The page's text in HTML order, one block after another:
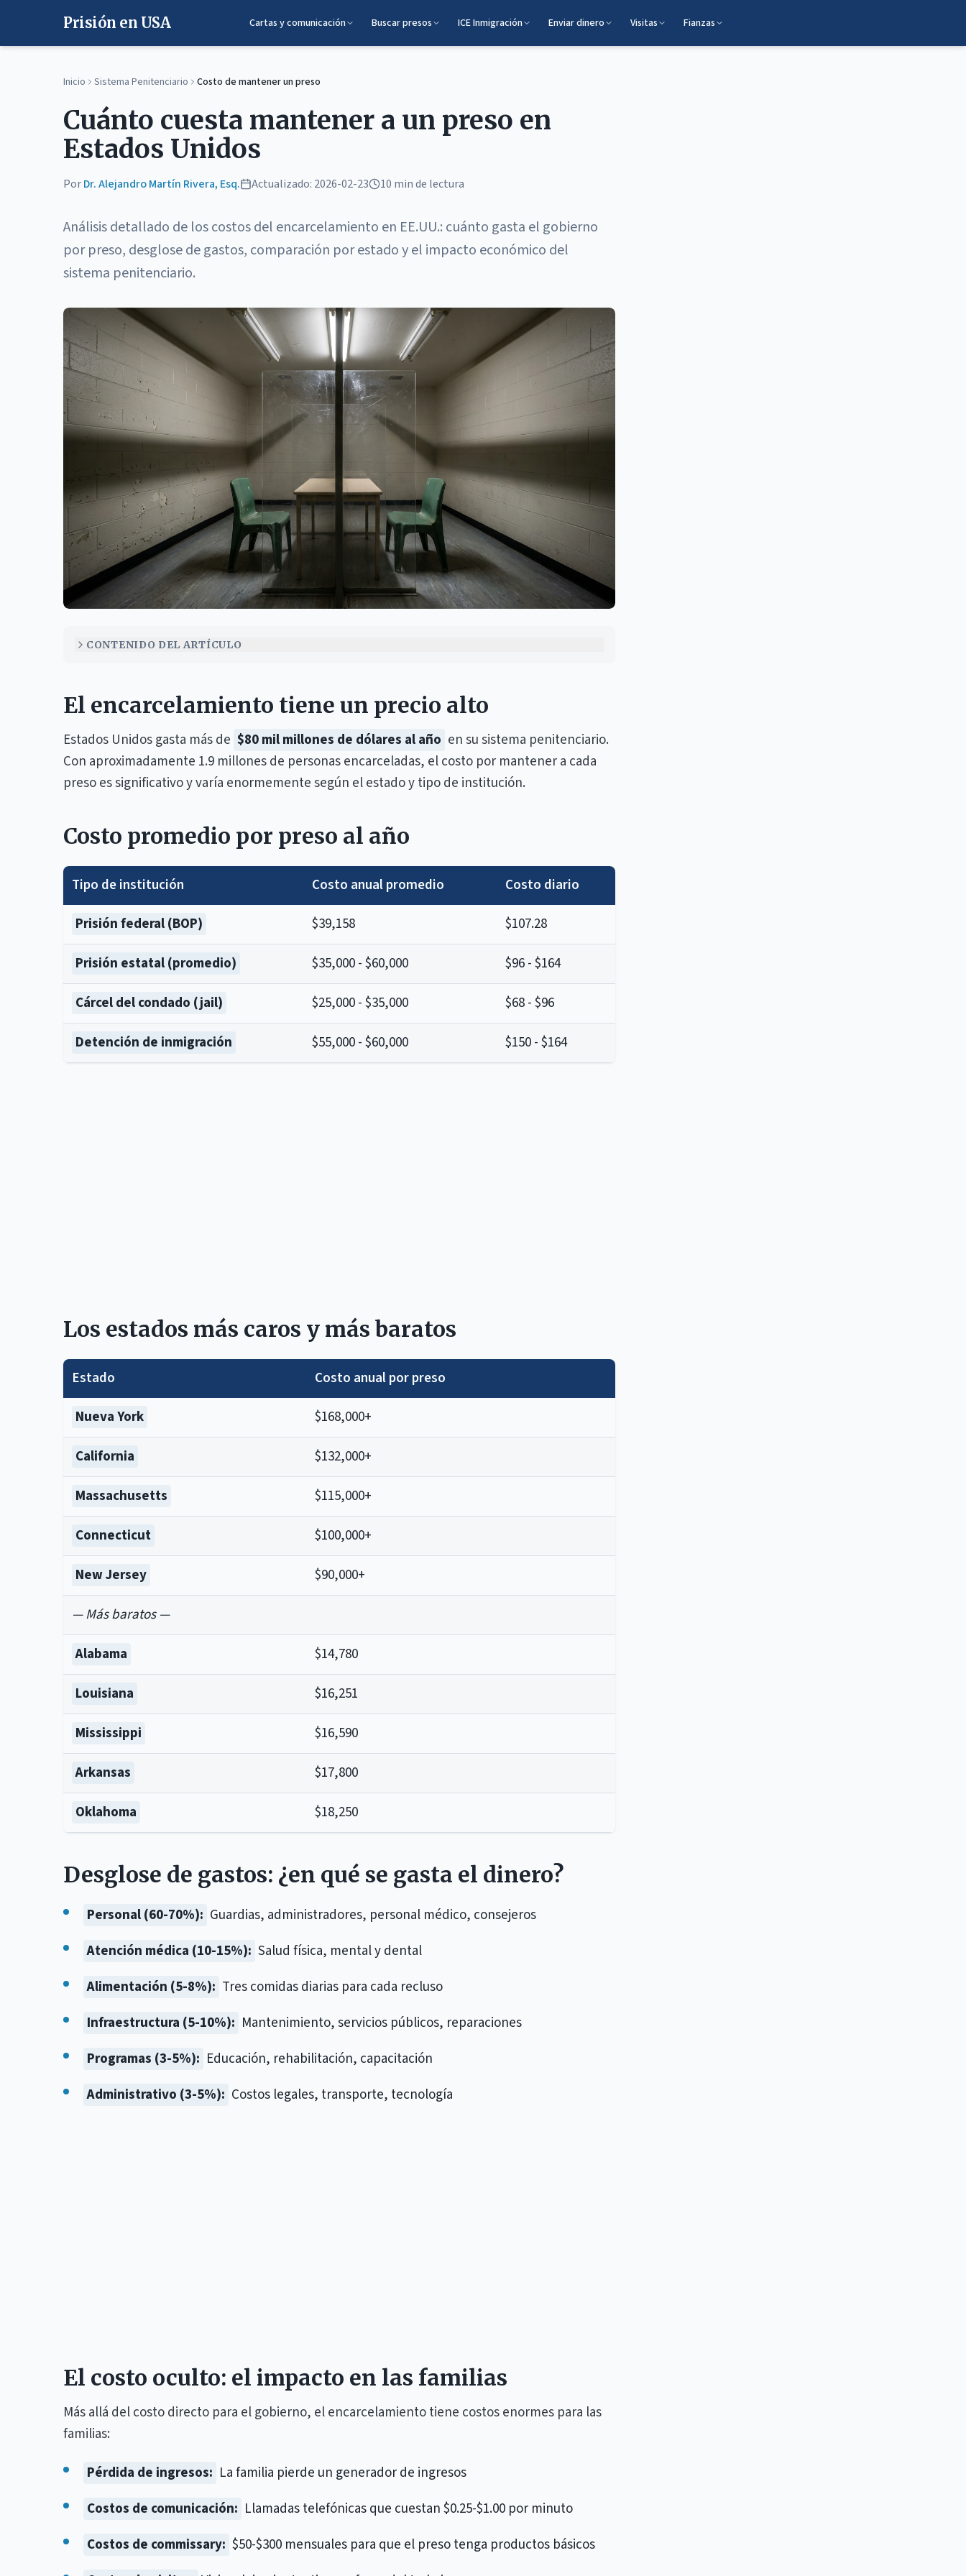
Prisión en USA Cartas y comunicación Buscar presos ICE Inmigración Enviar dinero Visitas Fianzas
Inicio Sistema Penitenciario Costo de mantener un preso
Cuánto cuesta mantener a un preso en
Estados Unidos
PorDr. Alejandro Martín Rivera, Esq. Actualizado: 2026-02-23 10 minde lectura
Análisis detallado de los costos del encarcelamiento en EE.UU.: cuánto gasta el gobierno
por preso, desglose de gastos, comparación por estado y el impacto económico del
sistema penitenciario.
CONTENIDO DEL ARTÍCULO
El encarcelamiento tiene un precio alto
Estados Unidos gasta más de $80 mil millones de dólares al año en su sistema penitenciario.
Con aproximadamente 1.9 millones de personas encarceladas, el costo por mantener a cada
preso es significativo y varía enormemente según el estado y tipo de institución.
Costo promedio por preso al año
Tipo de institución Costo anual promedio
Costo diario
Prisión federal (BOP)
$39,158 $107.28
Prisión estatal (promedio) $35,000 - $60,000 $96 - $164
Cárcel del condado (jail) $25,000 - $35,000 $68 - $96
Detención de inmigración $55,000 - $60,000 $150 - $164
Los estados más caros y más baratos
Estado
Costo anual por preso
Nueva York
$168,000+
California $132,000+
Massachusetts $115,000+
Connecticut $100,000+
New Jersey $90,000+
— Más baratos —
Alabama $14,780
Louisiana $16,251
Mississippi $16,590
Arkansas $17,800
Oklahoma $18,250
Desglose de gastos: ¿en qué se gasta el dinero?
Personal (60-70%): Guardias, administradores, personal médico, consejeros
Atención médica (10-15%): Salud física, mental y dental
Alimentación (5-8%): Tres comidas diarias para cada recluso
Infraestructura (5-10%): Mantenimiento, servicios públicos, reparaciones
Programas (3-5%): Educación, rehabilitación, capacitación
Administrativo (3-5%): Costos legales, transporte, tecnología
El costo oculto: el impacto en las familias
Más allá del costo directo para el gobierno, el encarcelamiento tiene costos enormes para las
familias:
Pérdida de ingresos: La familia pierde un generador de ingresos
Costos de comunicación: Llamadas telefónicas que cuestan $0.25-$1.00 por minuto
Costos de commissary: $50-$300 mensuales para que el preso tenga productos básicos